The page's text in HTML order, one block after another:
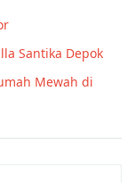
Santika Depok
Mewah di